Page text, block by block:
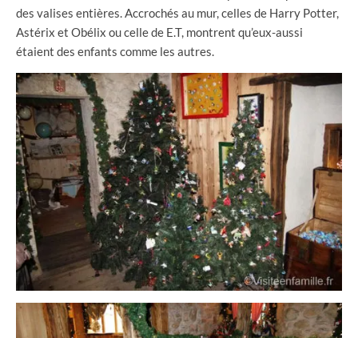
des valises entières. Accrochés au mur, celles de Harry Potter,
Astérix et Obélix ou celle de E.T, montrent qu’eux-aussi
étaient des enfants comme les autres.